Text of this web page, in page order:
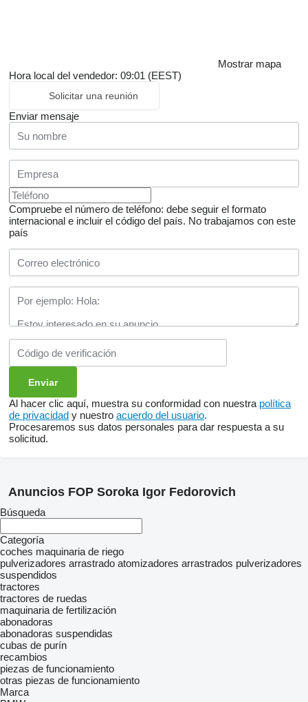
Mostrar mapa
Hora local del vendedor: 09:01 (EEST)
Solicitar una reunión
Enviar mensaje
Compruebe el número de teléfono: debe seguir el formato
internacional e incluir el código del país. No trabajamos con este
país
Al hacer clic aquí, muestra su conformidad con nuestra política
de privacidad y nuestro acuerdo del usuario.
Procesaremos sus datos personales para dar respuesta a su
solicitud.
Anuncios FOP Soroka Igor Fedorovich
Búsqueda
Categoría
coches maquinaria de riego
pulverizadores arrastrado atomizadores arrastrados pulverizadores
suspendidos
tractores
tractores de ruedas
maquinaria de fertilización
abonadoras
abonadoras suspendidas
cubas de purín
recambios
piezas de funcionamiento
otras piezas de funcionamiento
Marca